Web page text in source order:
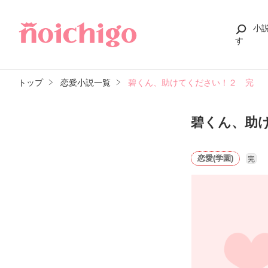
小
す
トップ 恋愛小説一覧 碧くん、助けてください！２ 完
碧くん、助
恋愛(学園) 完